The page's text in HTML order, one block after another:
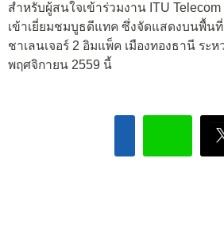
สำหรับผู้สนใจเข้าร่วมงาน ITU
เข้าเยี่ยมชมบูธดีแทค ซึ่งจัดแสดงบนพื้น
ชาเลนเจอร์ 2 อิมแพ็ค เมืองทองธานี ระ
พฤศจิกายน 2559 นี้